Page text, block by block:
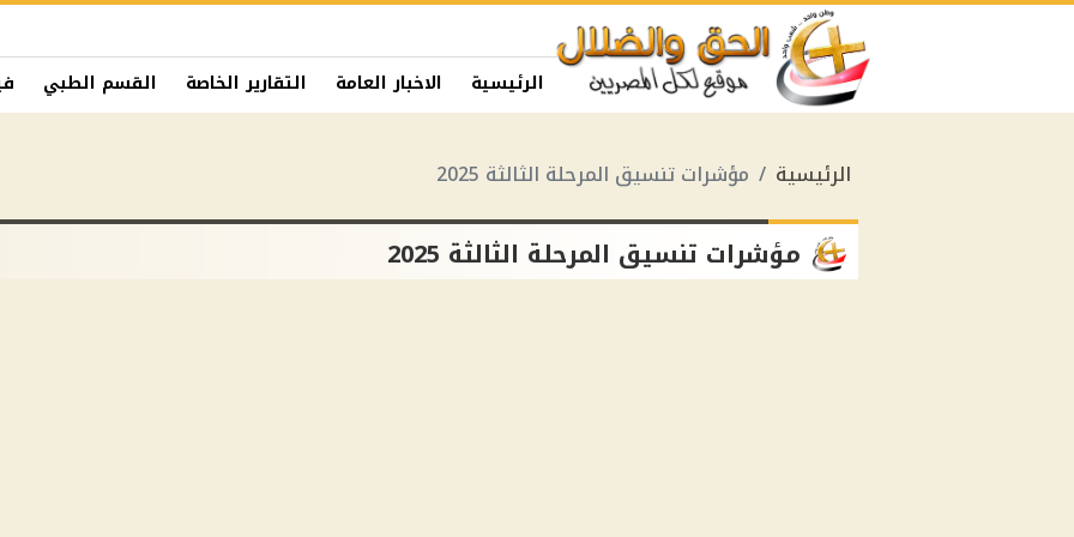
الرئيسية الاخبار العامة التقارير الخاصة القسم الطبي
الرئيسية مؤشرات تنسيق المرحلة الثالثة 2025
مؤشرات تنسيق المرحلة الثالثة 2025